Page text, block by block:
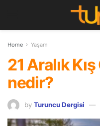
Home Yaşam
21 Aralık
nedir?
by Turuncu Dergisi